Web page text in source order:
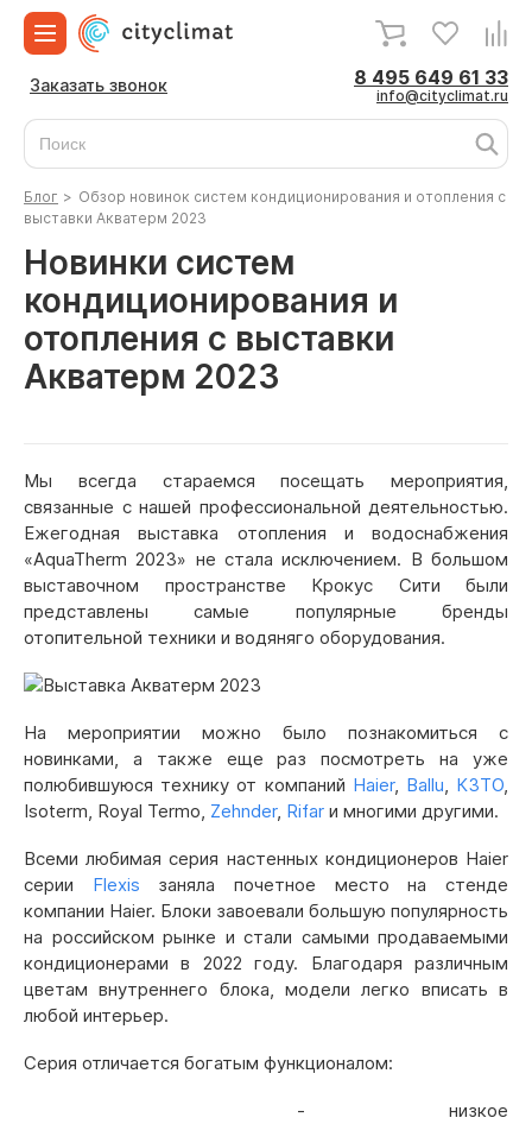
Заказать звонок 8 495 649 61 33
info@cityclimat.ru
Блог > Обзор новинок систем кондиционирования и отопления с
выставки Акватерм 2023
Новинки систем
кондиционирования и
отопления с выставки
Акватерм 2023
Мы всегда стараемся посещать мероприятия,
связанные с нашей профессиональной деятельностью.
Ежегодная выставка отопления и водоснабжения
«AquaTherm 2023» не стала исключением. В большом
выставочном пространстве Крокус Сити были
представлены самые популярные бренды
отопительной техники и водяняго оборудования.
На мероприятии можно было познакомиться с
новинками, а также еще раз посмотреть на уже
полюбившуюся технику от компаний Haier, Ballu, КЗТО,
Isoterm, Royal Termo, Zehnder, Rifar и многими другими.
Всеми любимая серия настенных кондиционеров Haier
серии Flexis заняла почетное место на стенде
компании Haier. Блоки завоевали большую популярность
на российском рынке и стали самыми продаваемыми
кондиционерами в 2022 году. Благодаря различным
цветам внутреннего блока, модели легко вписать в
любой интерьер.
Серия отличается богатым функционалом:
- низкое